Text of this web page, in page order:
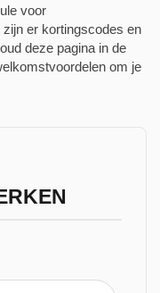
voor
er kortingscodes en
deze pagina in de
om je